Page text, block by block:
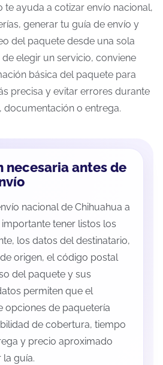
te ayuda a cotizar envío nacional,
generar tu guía de envío y
del paquete desde una sola
elegir un servicio, conviene
básica del paquete para
precisa y evitar errores durante
documentación o entrega.
necesaria antes de
nacional de Chihuahua a
tener listos los
los datos del destinatario,
origen, el código postal
del paquete y sus
permiten que el
opciones de paquetería
de cobertura, tiempo
y precio aproximado
la guía.